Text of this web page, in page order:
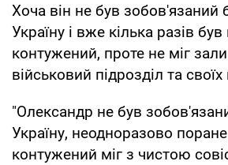
Хоча він не був зобов'язаний
Україну і вже кілька разів
контужений, проте не міг
військовий підрозділ та
"Олександр не був
Україну, неодноразово
контужений міг з чистою